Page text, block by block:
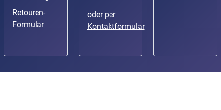
Retouren-
Formular
oder per
Kontaktformular